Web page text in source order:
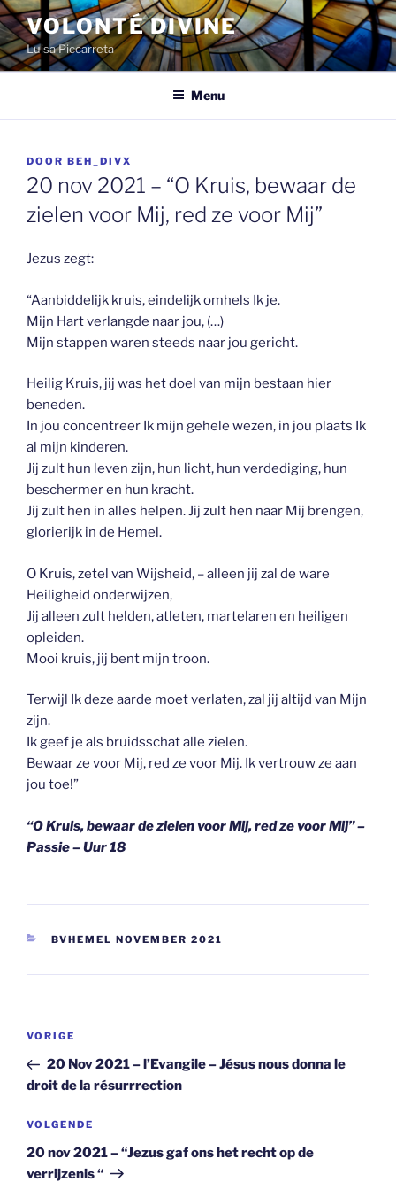
Spring
naar
de
inhoud
VOLONTÉ DIVINE
Luisa Piccarreta
Menu
GEPLAATST
OP
DOOR BEH_DIVX
20 nov 2021 – “O Kruis, bewaar de
zielen voor Mij, red ze voor Mij”
Jezus zegt:
“Aanbiddelijk kruis, eindelijk omhels Ik je.
Mijn Hart verlangde naar jou, (…)
Mijn stappen waren steeds naar jou gericht.
Heilig Kruis, jij was het doel van mijn bestaan hier
beneden.
In jou concentreer Ik mijn gehele wezen, in jou plaats Ik
al mijn kinderen.
Jij zult hun leven zijn, hun licht, hun verdediging, hun
beschermer en hun kracht.
Jij zult hen in alles helpen. Jij zult hen naar Mij brengen,
glorierijk in de Hemel.
O Kruis, zetel van Wijsheid, – alleen jij zal de ware
Heiligheid onderwijzen,
Jij alleen zult helden, atleten, martelaren en heiligen
opleiden.
Mooi kruis, jij bent mijn troon.
Terwijl Ik deze aarde moet verlaten, zal jij altijd van Mijn
zijn.
Ik geef je als bruidsschat alle zielen.
Bewaar ze voor Mij, red ze voor Mij. Ik vertrouw ze aan
jou toe!”
“O Kruis, bewaar de zielen voor Mij, red ze voor Mij” –
Passie – Uur 18
CATEGORIEËN
BVHEMEL NOVEMBER 2021
Berichtnavigatie
Vorig
bericht
VORIGE
20 Nov 2021 – l’Evangile – Jésus nous donna le
droit de la résurrrection
Volgend
bericht
VOLGENDE
20 nov 2021 – “Jezus gaf ons het recht op de
verrijzenis “